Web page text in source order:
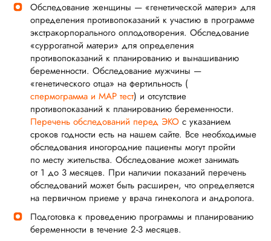
Обследование женщины — «генетической матери» для
определения противопоказаний к участию в программе
экстракорпорального оплодотворения. Обследование
«суррогатной матери» для определения
противопоказаний к планированию и вынашиванию
беременности. Обследование мужчины —
«генетического отца» на фертильность (
спермограмма и МАР тест) и отсутствие
противопоказаний к планированию беременности.
Перечень обследований перед ЭКО с указанием
сроков годности есть на нашем сайте. Все необходимые
обследования иногородние пациенты могут пройти
по месту жительства. Обследование может занимать
от 1 до 3 месяцев. При наличии показаний перечень
обследований может быть расширен, что определяется
на первичном приеме у врача гинеколога и андролога.
Подготовка к проведению программы и планированию
беременности в течение 2-3 месяцев.